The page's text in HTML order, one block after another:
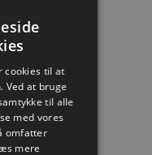
cookies til at
Ved at bruge
til alle
med vores
omfatter
mere